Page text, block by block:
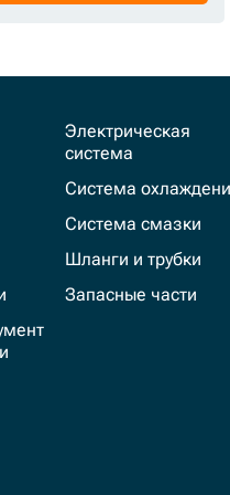
Электрическая
система
Система
Система смазки
Шланги и трубки
Запасные части